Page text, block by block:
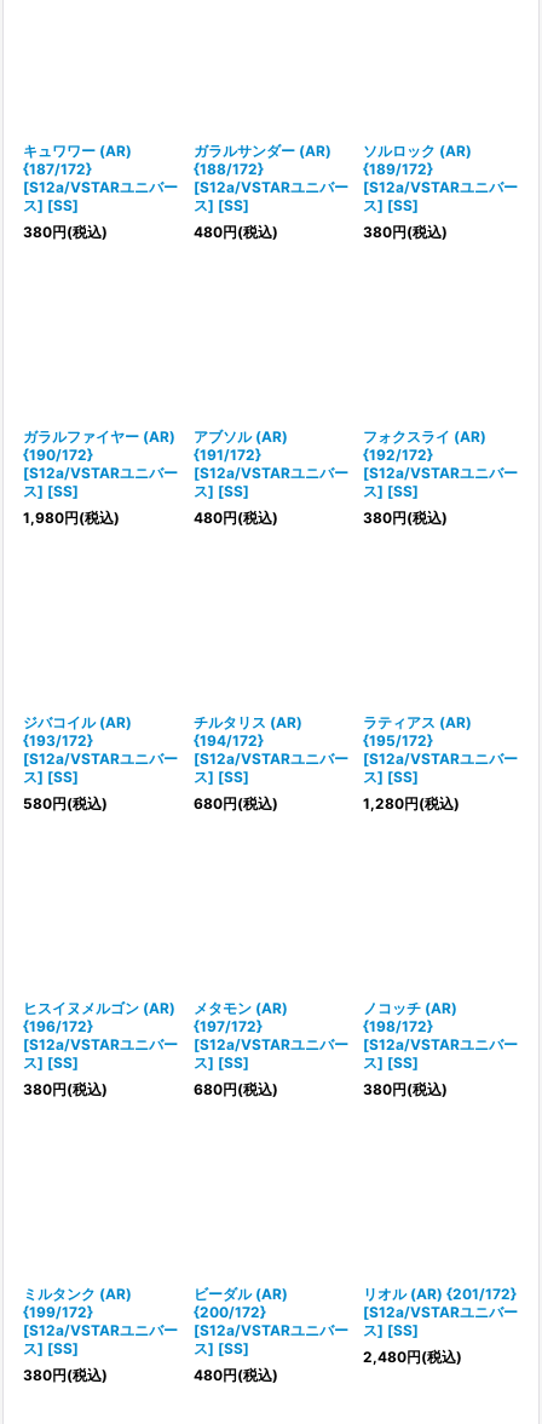
キュワワー (AR)
{187/172}
[S12a/VSTARユニバー
ス] [SS]
380円(税込)
ガラルサンダー (AR)
{188/172}
[S12a/VSTARユニバー
ス] [SS]
480円(税込)
ソルロック (AR)
{189/172}
[S12a/VSTARユニバー
ス] [SS]
380円(税込)
ガラルファイヤー (AR)
{190/172}
[S12a/VSTARユニバー
ス] [SS]
1,980円(税込)
アブソル (AR)
{191/172}
[S12a/VSTARユニバー
ス] [SS]
480円(税込)
フォクスライ (AR)
{192/172}
[S12a/VSTARユニバー
ス] [SS]
380円(税込)
ジバコイル (AR)
{193/172}
[S12a/VSTARユニバー
ス] [SS]
580円(税込)
チルタリス (AR)
{194/172}
[S12a/VSTARユニバー
ス] [SS]
680円(税込)
ラティアス (AR)
{195/172}
[S12a/VSTARユニバー
ス] [SS]
1,280円(税込)
ヒスイヌメルゴン (AR)
{196/172}
[S12a/VSTARユニバー
ス] [SS]
380円(税込)
メタモン (AR)
{197/172}
[S12a/VSTARユニバー
ス] [SS]
680円(税込)
ノコッチ (AR)
{198/172}
[S12a/VSTARユニバー
ス] [SS]
380円(税込)
ミルタンク (AR)
{199/172}
[S12a/VSTARユニバー
ス] [SS]
380円(税込)
ビーダル (AR)
{200/172}
[S12a/VSTARユニバー
ス] [SS]
480円(税込)
リオル (AR) {201/172}
[S12a/VSTARユニバー
ス] [SS]
2,480円(税込)